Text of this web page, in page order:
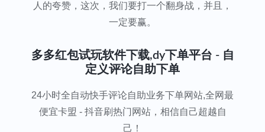
人的夸赞，这次，我们要打一个翻身战，并且，
一定要赢。
多多红包试玩软件下载,dy下单平台 - 自
定义评论自助下单
24小时全自动快手评论自助业务下单网站,全网最
便宜卡盟 - 抖音刷热门网站，相信自己超越自
己！